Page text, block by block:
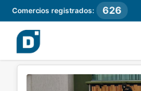
Comercios registrados: 626